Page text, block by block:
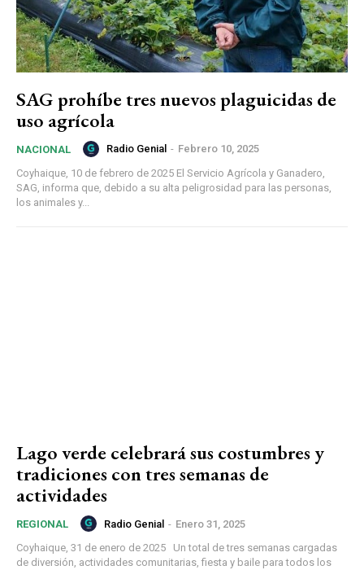
SAG prohíbe tres nuevos plaguicidas de
uso agrícola
NACIONAL Radio Genial - Febrero 10, 2025
Coyhaique, 10 de febrero de 2025 El Servicio Agrícola y Ganadero,
SAG, informa que, debido a su alta peligrosidad para las personas,
los animales y...
Lago verde celebrará sus costumbres y
tradiciones con tres semanas de
actividades
REGIONAL Radio Genial - Enero 31, 2025
Coyhaique, 31 de enero de 2025 Un total de tres semanas cargadas
de diversión, actividades comunitarias, fiesta y baile para todos los